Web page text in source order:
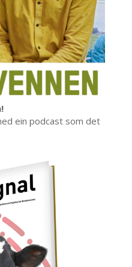
ein podcast som det